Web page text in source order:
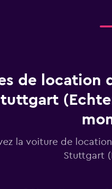
chart
has
1
values.
de location
la voiture de
Stuttgart